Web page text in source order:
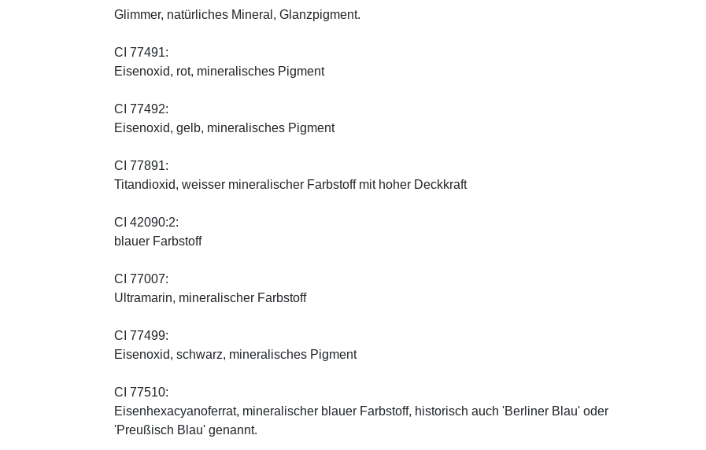
Glimmer, natürliches Mineral, Glanzpigment.
CI 77491:
Eisenoxid, rot, mineralisches Pigment
CI 77492:
Eisenoxid, gelb, mineralisches Pigment
CI 77891:
Titandioxid, weisser mineralischer Farbstoff mit hoher Deckkraft
CI 42090:2:
blauer Farbstoff
CI 77007:
Ultramarin, mineralischer Farbstoff
CI 77499:
Eisenoxid, schwarz, mineralisches Pigment
CI 77510:
Eisenhexacyanoferrat, mineralischer blauer Farbstoff, historisch auch 'Berliner Blau' oder
'Preußisch Blau' genannt.